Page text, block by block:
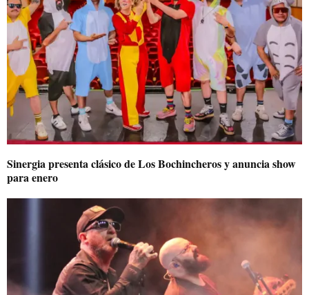
Sinergia presenta clásico de Los Bochincheros y anuncia show
para enero